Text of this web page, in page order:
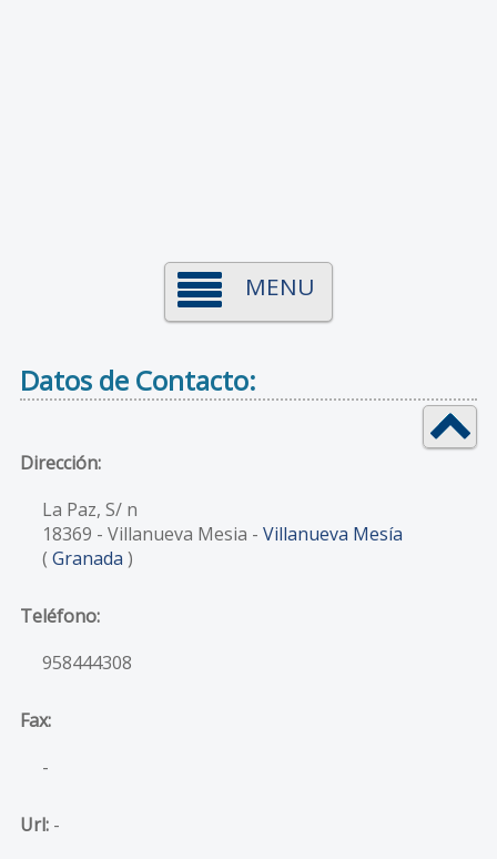
MENU
Datos de Contacto:
Dirección:
La Paz, S/ n
18369 - Villanueva Mesia - Villanueva Mesía
( Granada )
Teléfono:
958444308
Fax:
-
Url:-